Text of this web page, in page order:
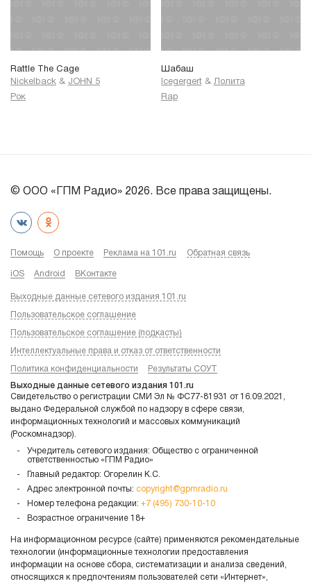
Rattle The Cage
Nickelback & JOHN 5
Рок
Шабаш
Icegergert & Лолита
Rap
© ООО «ГПМ Радио» 2026. Все права защищены.
Помощь О проекте Реклама на 101.ru Обратная связь
iOS Android ВКонтакте
Выходные данные сетевого издания 101.ru
Пользовательское соглашение
Пользовательское соглашение (подкасты)
Интеллектуальные права и отказ от ответственности
Политика конфиденциальности Результаты СОУТ
Выходные данные сетевого издания 101.ru
Свидетельство о регистрации СМИ Эл № ФС77-81931 от 16.09.2021,
выдано Федеральной службой по надзору в сфере связи,
информационных технологий и массовых коммуникаций
(Роскомнадзор).
Учредитель сетевого издания: Общество с ограниченной
ответственностью «ГПМ Радио»
Главный редактор: Огорелин К.С.
Адрес электронной почты: copyright@gpmradio.ru
Номер телефона редакции: +7 (495) 730-10-10
Возрастное ограничение 18+
На информационном ресурсе (сайте) применяются рекомендательные
технологии (информационные технологии предоставления
информации на основе сбора, систематизации и анализа сведений,
относящихся к предпочтениям пользователей сети «Интернет»,